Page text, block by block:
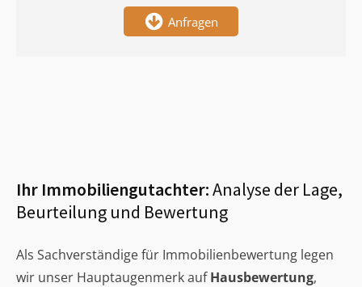
Anfragen
Ihr Immobiliengutachter:Analyse der Lage,
Beurteilung und Bewertung
Als Sachverständige für Immobilienbewertung legen
wir unser Hauptaugenmerk aufHausbewertung,